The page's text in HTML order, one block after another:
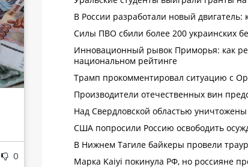
0